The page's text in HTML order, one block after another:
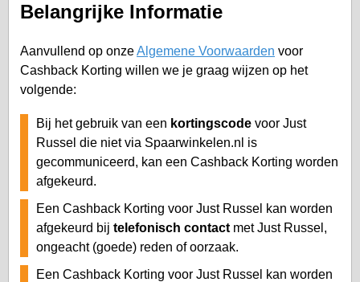
Belangrijke Informatie
Aanvullend op onzeAlgemene Voorwaarden voor
Cashback Korting willen we je graag wijzen op het
volgende:
Bij het gebruik van een kortingscode voor Just
Russel die niet via Spaarwinkelen.nl is
gecommuniceerd, kan een Cashback Korting worden
afgekeurd.
Een Cashback Korting voor Just Russel kan worden
afgekeurd bij telefonisch contact met Just Russel,
ongeacht (goede) reden of oorzaak.
Een Cashback Korting voor Just Russel kan worden